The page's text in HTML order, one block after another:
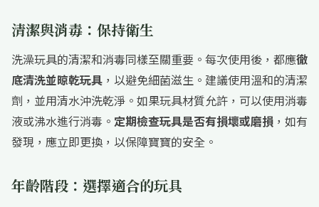
清潔與消毒：保持衛生
洗澡玩具的清潔和消毒同樣至關重要。每次使用後，都應徹
底清洗並晾乾玩具 ，以避免細菌滋生。建議使用溫和的清潔
劑，並用清水沖洗乾淨。如果玩具材質允許，可以使用消毒
液或沸水進行消毒。 定期檢查玩具是否有損壞或磨損 ，如有
發現，應立即更換，以保障寶寶的安全。
年齡階段：選擇適合的玩具